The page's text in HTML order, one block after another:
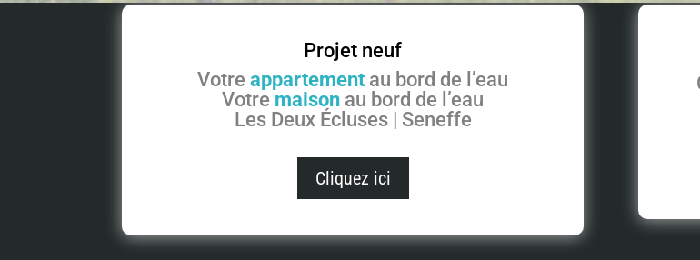
Projet neuf
Votreappartement au bord de l’eau
Votre maison au bord de l’eau
Les Deux Écluses | Seneffe
Cliquez ici